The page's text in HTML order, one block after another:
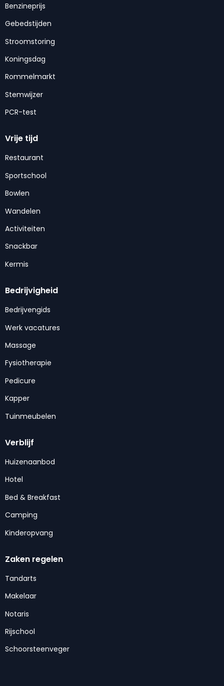
Benzineprijs
Gebedstijden
Stroomstoring
Koningsdag
Rommelmarkt
Stemwijzer
PCR-test
Vrije tijd
Restaurant
Sportschool
Bowlen
Wandelen
Activiteiten
Snackbar
Kermis
Bedrijvigheid
Bedrijvengids
Werk vacatures
Massage
Fysiotherapie
Pedicure
Kapper
Tuinmeubelen
Verblijf
Huizenaanbod
Hotel
Bed & Breakfast
Camping
Kinderopvang
Zaken regelen
Tandarts
Makelaar
Notaris
Rijschool
Schoorsteenveger